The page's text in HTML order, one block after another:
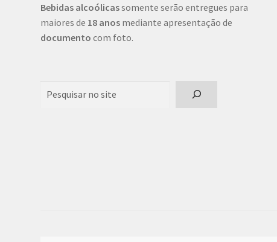
Bebidas alcoólicassomente serão entregues para
maiores de 18 anos mediante apresentação de
documento com foto.